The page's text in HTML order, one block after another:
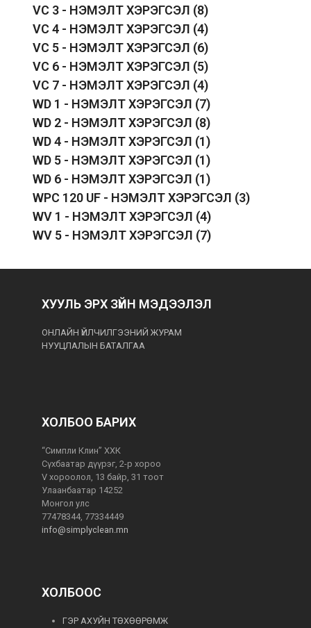
VC 3 - НЭМЭЛТ ХЭРЭГСЭЛ (8)
VC 4 - НЭМЭЛТ ХЭРЭГСЭЛ (4)
VC 5 - НЭМЭЛТ ХЭРЭГСЭЛ (6)
VC 6 - НЭМЭЛТ ХЭРЭГСЭЛ (5)
VC 7 - НЭМЭЛТ ХЭРЭГСЭЛ (4)
WD 1 - НЭМЭЛТ ХЭРЭГСЭЛ (7)
WD 2 - НЭМЭЛТ ХЭРЭГСЭЛ (8)
WD 4 - НЭМЭЛТ ХЭРЭГСЭЛ (1)
WD 5 - НЭМЭЛТ ХЭРЭГСЭЛ (1)
WD 6 - НЭМЭЛТ ХЭРЭГСЭЛ (1)
WPC 120 UF - НЭМЭЛТ ХЭРЭГСЭЛ (3)
WV 1 - НЭМЭЛТ ХЭРЭГСЭЛ (4)
WV 5 - НЭМЭЛТ ХЭРЭГСЭЛ (7)
ХУУЛЬ ЭРХ ЗҮЙН МЭДЭЭЛЭЛ
ОНЛАЙН ҮЙЛЧИЛГЭЭНИЙ ЖУРАМ
НУУЦЛАЛЫН БАТАЛГАА
ХОЛБОО БАРИХ
“Симпли Клин” ХХК
Сүхбаатар дүүрэг, 2-р хороо
V хороолол, 13 байр, 31 тоот
Улаанбаатар 14252
Монгол улс
77478344, 77334449
info@simplyclean.mn
ХОЛБООС
ГЭР АХУЙН ТӨХӨӨРӨМЖ